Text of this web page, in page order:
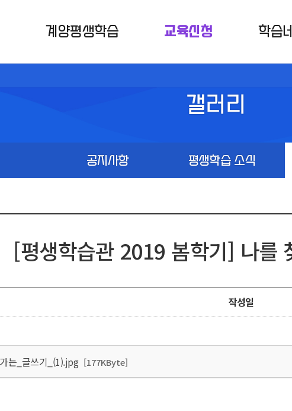
계양평생학습 교육신청 학습
갤러리
공지사항 평생학습 소식
[평생학습관 2019 봄학기] 나를
작성일
는_글쓰기_(1).jpg [177KByte]